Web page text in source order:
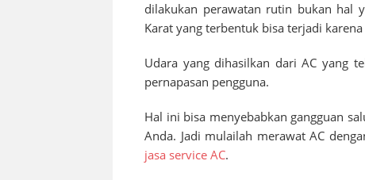
dilakukan perawatan rutin bukan hal
Karat yang terbentuk bisa terjadi
Udara yang dihasilkan dari AC yang
pernapasan pengguna.
Hal ini bisa menyebabkan gangguan
Anda. Jadi mulailah merawat AC
jasa service AC.